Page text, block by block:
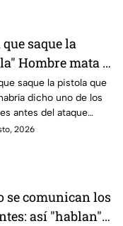
que saque la
Hombre mata a
y hiere a su hijo
un camino
saque la pistola que
dicho uno de los
antes del ataque
en Julimes, Chihuahua
2026
se comunican los
así "hablan"